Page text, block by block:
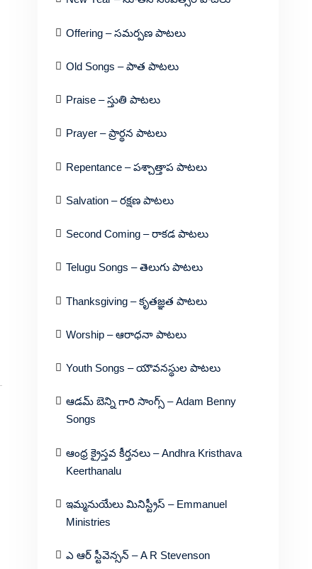
Offering – సమర్పణ పాటలు
Old Songs – పాత పాటలు
Praise – స్తుతి పాటలు
Prayer – ప్రార్థన పాటలు
Repentance – పశ్చాత్తాప పాటలు
Salvation – రక్షణ పాటలు
Second Coming – రాకడ పాటలు
Telugu Songs – తెలుగు పాటలు
Thanksgiving – కృతజ్ఞత పాటలు
Worship – ఆరాధనా పాటలు
Youth Songs – యౌవనస్థుల పాటలు
ఆడమ్ బెన్ని గారి సాంగ్స్ – Adam Benny
Songs
ఆంధ్ర క్రైస్తవ కీర్తనలు – Andhra Kristhava
Keerthanalu
ఇమ్మనుయేలు మినిస్ట్రీస్ – Emmanuel
Ministries
ఎ ఆర్ స్టీవెన్సన్ – A R Stevenson